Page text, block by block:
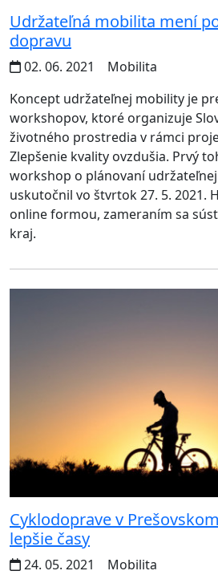
Udržateľná mobilita mení
dopravu
02. 06. 2021
Mobilita
Koncept udržateľnej mobility je
workshopov, ktoré organizuje
životného prostredia v rámci
Zlepšenie kvality ovzdušia. Prvý
workshop o plánovaní
uskutočnil vo štvrtok 27. 5. 2021.
online formou, zameraním sa
kraj.
Cyklodoprave v
lepšie časy
24. 05. 2021
Mobilita